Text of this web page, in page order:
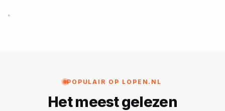
POPULAIR OP LOPEN.NL
Het meest gelezen